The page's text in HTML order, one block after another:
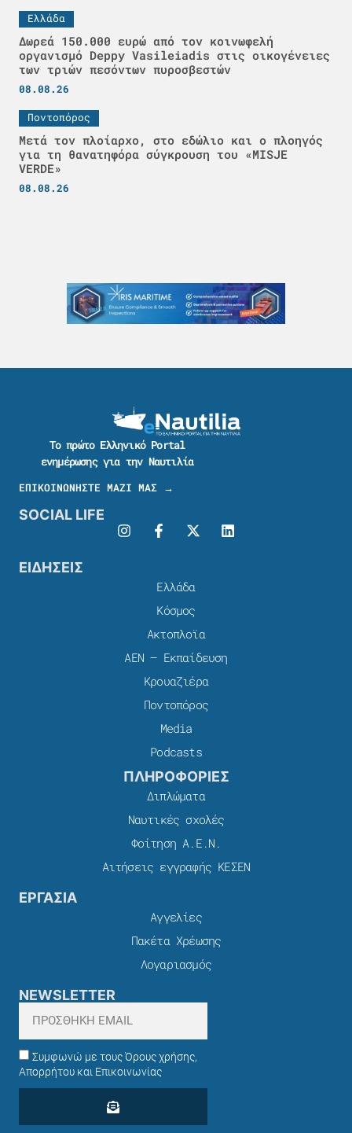
Ελλάδα
Δωρεά 150.000 ευρώ από τον κοινωφελή
οργανισμό Deppy Vasileiadis στις οικογένειες
των τριών πεσόντων πυροσβεστών
08.08.26
Ποντοπόρος
Μετά τον πλοίαρχο, στο εδώλιο και ο πλοηγός
για τη θανατηφόρα σύγκρουση του «MISJE
VERDE»
08.08.26
Το πρώτο Ελληνικό Portal
ενημέρωσης για την Ναυτιλία
ΕΠΙΚΟΙΝΩΝΗΣΤΕ ΜΑΖΙ ΜΑΣ →
SOCIAL LIFE
ΕΙΔΗΣΕΙΣ
Ελλάδα
Κόσμος
Ακτοπλοϊα
ΑΕΝ – Εκπαίδευση
Κρουαζιέρα
Ποντοπόρος
Media
Podcasts
ΠΛΗΡΟΦΟΡΙΕΣ
Διπλώματα
Ναυτικές σχολές
Φοίτηση Α.Ε.Ν.
Αιτήσεις εγγραφής ΚΕΣΕΝ
ΕΡΓΑΣΙΑ
Αγγελίες
Πακέτα Χρέωσης​
Λογαριασμός
NEWSLETTER
Συμφωνώ με τους Όρους χρήσης,
Απορρήτου και Επικοινωνίας